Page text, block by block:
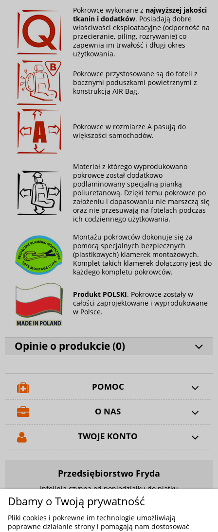
Pokrowce wykonane z najwyższej jakości
tkanin i dodatków. Posiadają dobre
właściwości eksploatacyjne (odporność na
przecieranie, piling, rozrywanie) co
zapewnia im trwałość i długi okres
użytkowania.
Pokrowce przystosowane są do foteli z
bocznymi poduszkami powietrznymi z
konstrukcją AIR Bag.
Pokrowce w rozmiarze A pasują do
większości samochodów.
Materiał z którego wyprodukowano
pokrowce został dodatkowo
podlaminowany specjalną pianką
poliuretanową. Dzięki temu pokrowce po
założeniu i dopasowaniu nie marszczą się
oraz nie przesuwają na fotelach podczas
ich codziennego użytkowania.
Montażu pokrowców dokonuje się za
pomocą specjalnych bezpiecznych
(plastikowych) klamerek montażowych.
Komplet takich klamerek dołączony jest do
każdego kompletu pokrowców.
Produkt POLSKI. Pokrowce zostały w
całości zaprojektowane i wyprodukowane
w Polsce.
Opinie o produkcie (0)
POMOC
O NAS
TWOJE KONTO
Przedsiębiorstwo Fryda
Infolinia czynna od poniedziałku do piątku
w godzinach 9.00 - 17.00
881 703 704
Dbamy o Twoją prywatność
Pliki cookies i pokrewne im technologie umożliwiają
poprawne działanie strony i pomagają nam dostosować